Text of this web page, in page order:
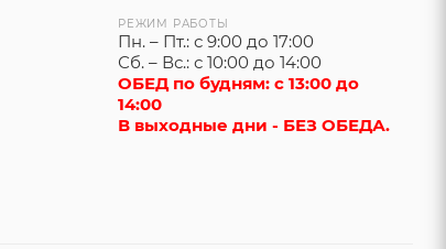
РЕЖИМ РАБОТЫ
Пн. – Пт.: с 9:00 до 17:00
Сб. – Вс.: с 10:00 до 14:00
ОБЕД по будням: с 13:00 до
14:00
В выходные дни - БЕЗ ОБЕДА.